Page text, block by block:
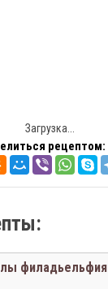
Загрузка...
рецептом:
филадьельфия